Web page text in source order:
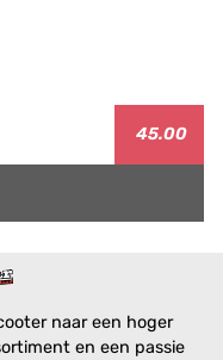
45.00
naar een hoger
en een passie